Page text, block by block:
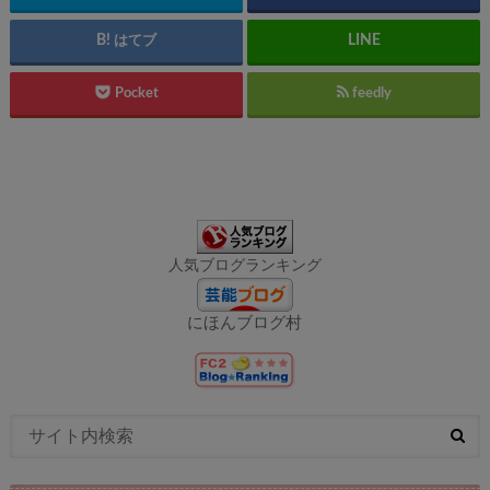
はてブ
Pocket feedly
人気ブログランキング
にほんブログ村